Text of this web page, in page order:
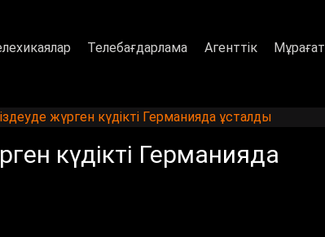
Телебағдарлама Агенттік Мұрағат
жүрген күдікті Германияда ұсталды
күдікті Германияда